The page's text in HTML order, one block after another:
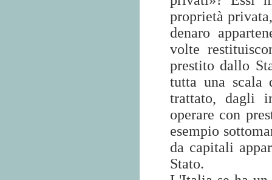
proprietà
denaro
volte
prestito dallo
tutta una scala
trattato, dagli
operare con
esempio
da capitali
Stato.